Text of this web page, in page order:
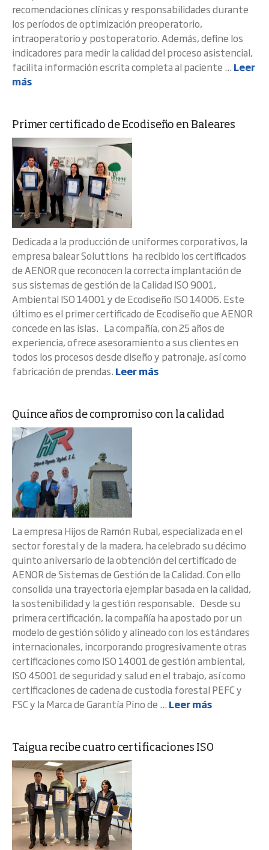
recomendaciones clínicas y responsabilidades durante
los períodos de optimización preoperatorio,
intraoperatorio y postoperatorio. Además, define los
indicadores para medir la calidad del proceso asistencial,
facilita información escrita completa al paciente ... Leer
más
Primer certificado de Ecodiseño en Baleares
Dedicada a la producción de uniformes corporativos, la
empresa balear Soluttions ha recibido los certificados
de AENOR que reconocen la correcta implantación de
sus sistemas de gestión de la Calidad ISO 9001,
Ambiental ISO 14001 y de Ecodiseño ISO 14006. Este
último es el primer certificado de Ecodiseño que AENOR
concede en las islas. La compañía, con 25 años de
experiencia, ofrece asesoramiento a sus clientes en
todos los procesos desde diseño y patronaje, así como
fabricación de prendas. Leer más
Quince años de compromiso con la calidad
La empresa Hijos de Ramón Rubal, especializada en el
sector forestal y de la madera, ha celebrado su décimo
quinto aniversario de la obtención del certificado de
AENOR de Sistemas de Gestión de la Calidad. Con ello
consolida una trayectoria ejemplar basada en la calidad,
la sostenibilidad y la gestión responsable. Desde su
primera certificación, la compañía ha apostado por un
modelo de gestión sólido y alineado con los estándares
internacionales, incorporando progresivamente otras
certificaciones como ISO 14001 de gestión ambiental,
ISO 45001 de seguridad y salud en el trabajo, así como
certificaciones de cadena de custodia forestal PEFC y
FSC y la Marca de Garantía Pino de ... Leer más
Taigua recibe cuatro certificaciones ISO